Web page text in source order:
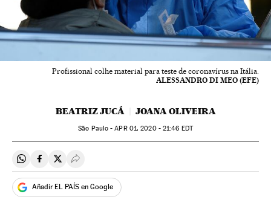
Profissional colhe material para teste de coronavírus na Itália.
ALESSANDRO DI MEO (EFE)
BEATRIZ JUCÁ JOANA OLIVEIRA
São Paulo -APR01, 2020 - 21:46 EDT
Compartir en Whatsapp
Compartir en Facebook
Compartir en Twitter
Desplegar Redes Sociales
Añadir EL PAÍS en Google